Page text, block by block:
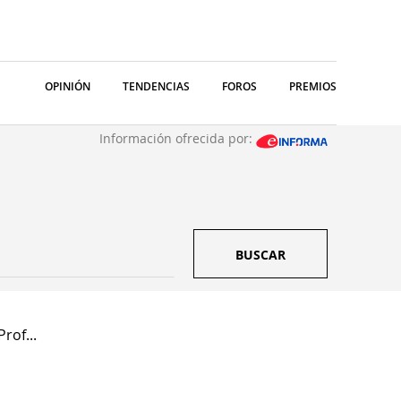
OPINIÓN TENDENCIAS FOROS PREMIOS
Información ofrecida por:
BUSCAR